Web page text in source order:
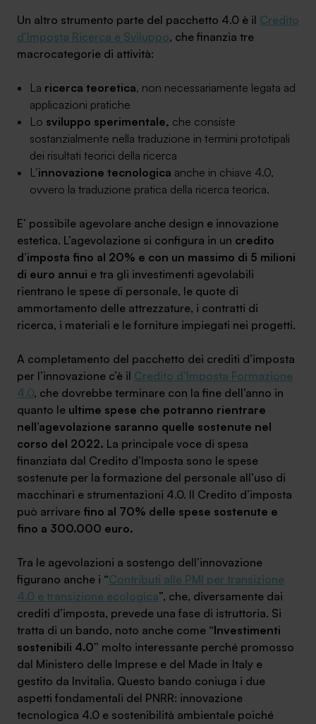
Un altro strumento parte del pacchetto 4.0 è il Credito
d’Imposta Ricerca e Sviluppo, che finanzia tre
macrocategorie di attività:
La ricerca teoretica, non necessariamente legata ad
applicazioni pratiche
Lo sviluppo sperimentale, che consiste
sostanzialmente nella traduzione in termini prototipali
dei risultati teorici della ricerca
L’innovazione tecnologica anche in chiave 4.0,
ovvero la traduzione pratica della ricerca teorica.
E’ possibile agevolare anche design e innovazione
estetica. L’agevolazione si configura in un credito
d’imposta fino al 20% e con un massimo di 5 milioni
di euro annui e tra gli investimenti agevolabili
rientrano le spese di personale, le quote di
ammortamento delle attrezzature, i contratti di
ricerca, i materiali e le forniture impiegati nei progetti.
A completamento del pacchetto dei crediti d’imposta
per l’innovazione c’è il Credito d’Imposta Formazione
4.0, che dovrebbe terminare con la fine dell’anno in
quanto le ultime spese che potranno rientrare
nell’agevolazione saranno quelle sostenute nel
corso del 2022. La principale voce di spesa
finanziata dal Credito d’Imposta sono le spese
sostenute per la formazione del personale all’uso di
macchinari e strumentazioni 4.0. Il Credito d’imposta
può arrivare fino al 70% delle spese sostenute e
fino a 300.000 euro.
Tra le agevolazioni a sostengo dell’innovazione
figurano anche i “Contributi alle PMI per transizione
4.0 e transizione ecologica”, che, diversamente dai
crediti d’imposta, prevede una fase di istruttoria. Si
tratta di un bando, noto anche come “Investimenti
sostenibili 4.0” molto interessante perché promosso
dal Ministero delle Imprese e del Made in Italy e
gestito da Invitalia. Questo bando coniuga i due
aspetti fondamentali del PNRR: innovazione
tecnologica 4.0 e sostenibilità ambientale poiché